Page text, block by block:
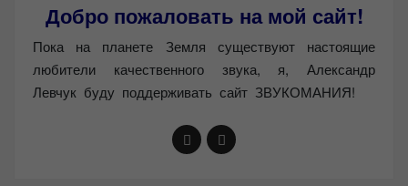
Добро пожаловать на мой сайт!
Пока на планете Земля существуют настоящие
любители качественного звука, я, Александр
Левчук буду поддерживать сайт ЗВУКОМАНИЯ!